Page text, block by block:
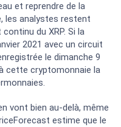
et reprendre de la
les analystes restent
du XRP. Si la
2021 avec un circuit
le dimanche 9
cette cryptomonnaie la
vont bien au-delà, même
estime que le